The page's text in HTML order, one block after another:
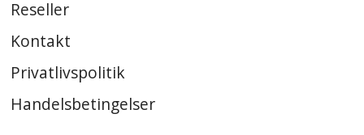
Reseller
Kontakt
Privatlivspolitik
Handelsbetingelser